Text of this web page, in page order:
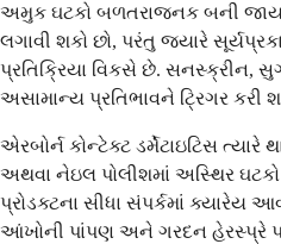
અમુક ઘટકો બળતરાજનક બની જાય
લગાવી શકો છો, પરંતુ જ્યારે
પ્રતિક્રિયા વિકસે છે. સનસ્ક્રીન,
અસામાન્ય પ્રતિભાવને ટ્રિગર કરી
એરબોર્ન કોન્ટેક્ટ ડર્મેટાઇટિસ
અથવા નેઇલ પોલીશમાં અસ્થિર
પ્રોડક્ટના સીધા સંપર્કમાં ક્યારેય
આંખોની પાંપણ અને ગરદન હેરસ્પ્રે